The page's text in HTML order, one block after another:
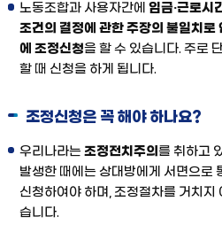
노동조합과 사용자간에임금·근로시
조건의 결정에 관한 주장의 불일치
에 조정신청을 할 수 있습니다. 주로
할 때 신청을 하게 됩니다.
조정신청은 꼭 해야 하나요?
우리나라는 조정전치주의를 취하고
발생한 때에는 상대방에게 서면으로
신청하여야 하며, 조정절차를 거치지
습니다.